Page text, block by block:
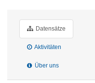
Datensätze
Aktivitäten
Über uns